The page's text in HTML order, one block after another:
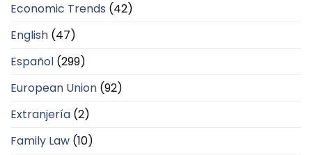
Economic Trends (42)
English (47)
Español (299)
European Union (92)
Extranjería (2)
Family Law (10)